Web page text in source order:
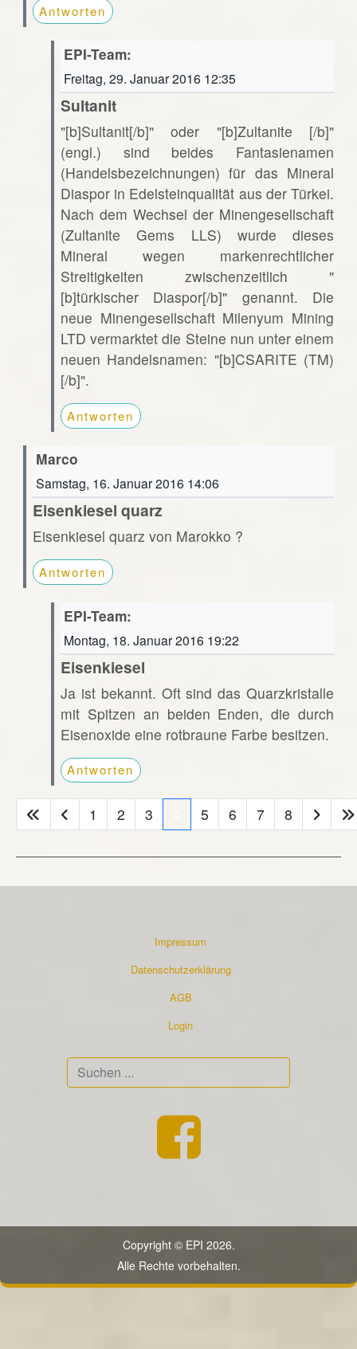
Antworten
EPI-Team:
Freitag, 29. Januar 2016 12:35
Sultanit
"[b]Sultanit[/b]" oder "[b]Zultanite [/b]"
(engl.) sind beides Fantasienamen
(Handelsbezeichnungen) für das Mineral
Diaspor in Edelsteinqualität aus der Türkei.
Nach dem Wechsel der Minengesellschaft
(Zultanite Gems LLS) wurde dieses
Mineral wegen markenrechtlicher
Streitigkeiten zwischenzeitlich "
[b]türkischer Diaspor[/b]" genannt. Die
neue Minengesellschaft Milenyum Mining
LTD vermarktet die Steine nun unter einem
neuen Handelsnamen: "[b]CSARITE (TM)
[/b]".
Antworten
Marco
Samstag, 16. Januar 2016 14:06
Eisenkiesel quarz
Eisenkiesel quarz von Marokko ?
Antworten
EPI-Team:
Montag, 18. Januar 2016 19:22
Eisenkiesel
Ja ist bekannt. Oft sind das Quarzkristalle
mit Spitzen an beiden Enden, die durch
Eisenoxide eine rotbraune Farbe besitzen.
Antworten
1 2 3 5 6 7 8
Impressum
Datenschutzerklärung
AGB
Login
Copyright © EPI 2026.
Alle Rechte vorbehalten.